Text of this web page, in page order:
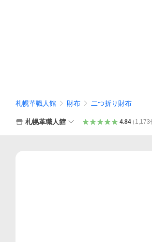
札幌革職人館 財布 二つ折り財布
札幌革職人館 4.84（ 1,173